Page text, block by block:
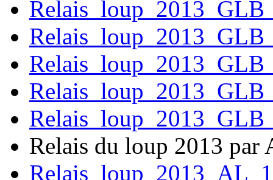
Relais du loup 2013 par
Relais_loup_2013_AL_1